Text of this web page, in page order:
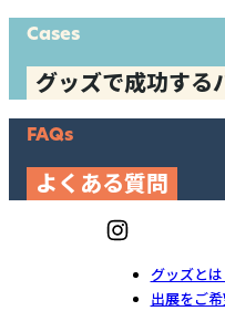
Cases
グッズで成功する
FAQs
よくある質問
グッズとは
出展をご